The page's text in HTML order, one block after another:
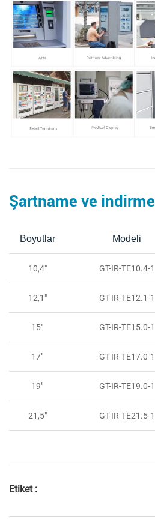
Şartname ve indirme
Boyutlar Modeli
10,4" GT-IR-TE10.4-1
12,1" GT-IR-TE12.1-1
15" GT-IR-TE15.0-1
17" GT-IR-TE17.0-1
19" GT-IR-TE19.0-1
21,5" GT-IR-TE21.5-1
Etiket :